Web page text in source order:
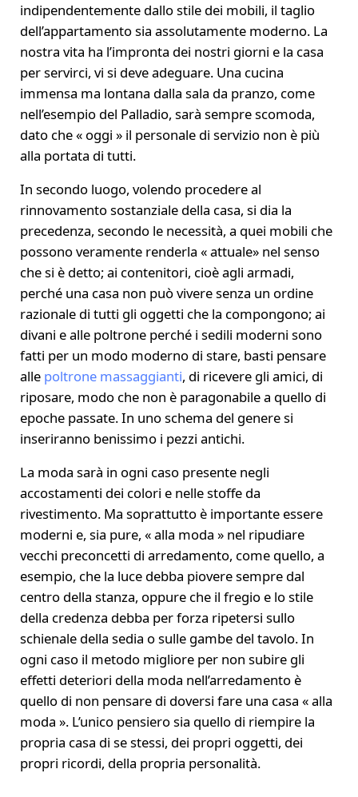
indipendentemente dallo stile dei mobili, il taglio
dell’appartamento sia assolutamente moderno. La
nostra vita ha l’impronta dei nostri giorni e la casa
per servirci, vi si deve adeguare. Una cucina
immensa ma lontana dalla sala da pranzo, come
nell’esempio del Palladio, sarà sempre scomoda,
dato che « oggi » il personale di servizio non è più
alla portata di tutti.
In secondo luogo, volendo procedere al
rinnovamento sostanziale della casa, si dia la
precedenza, secondo le necessità, a quei mobili che
possono veramente renderla « attuale» nel senso
che si è detto; ai contenitori, cioè agli armadi,
perché una casa non può vivere senza un ordine
razionale di tutti gli oggetti che la compongono; ai
divani e alle poltrone perché i sedili moderni sono
fatti per un modo moderno di stare, basti pensare
alle poltrone massaggianti, di ricevere gli amici, di
riposare, modo che non è paragonabile a quello di
epoche passate. In uno schema del genere si
inseriranno benissimo i pezzi antichi.
La moda sarà in ogni caso presente negli
accostamenti dei colori e nelle stoffe da
rivestimento. Ma soprattutto è importante essere
moderni e, sia pure, « alla moda » nel ripudiare
vecchi preconcetti di arredamento, come quello, a
esempio, che la luce debba piovere sempre dal
centro della stanza, oppure che il fregio e lo stile
della credenza debba per forza ripetersi sullo
schienale della sedia o sulle gambe del tavolo. In
ogni caso il metodo migliore per non subire gli
effetti deteriori della moda nell’arredamento è
quello di non pensare di doversi fare una casa « alla
moda ». L’unico pensiero sia quello di riempire la
propria casa di se stessi, dei propri oggetti, dei
propri ricordi, della propria personalità.